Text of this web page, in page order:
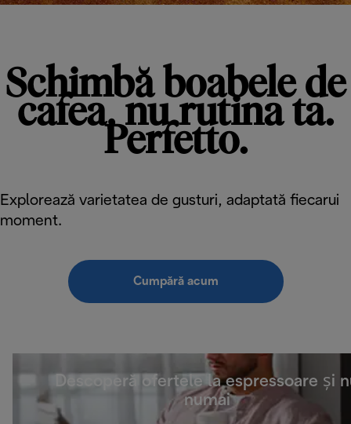
Schimbă boabele de
cafea, nu rutina ta.
Perfetto.
Explorează varietatea de gusturi, adaptată fiecarui
moment.
Cumpără acum
Descoperă ofertele la espressoare și
numai